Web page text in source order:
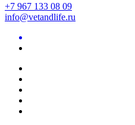
+7 967 133 08 09
info@vetandlife.ru